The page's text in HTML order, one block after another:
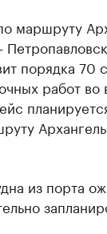
маршруту
порядка 70
работ
из порта